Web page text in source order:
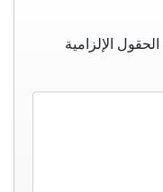
الحقول الإلزامية